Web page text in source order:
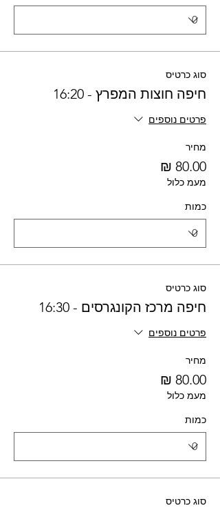
סוג כרטיס
חיפה חוצות המפרץ - 16:20
פרטים נוספים
מחיר
מעמ כלול
כמות
סוג כרטיס
חיפה מרכז הקונגרסים - 16:30
פרטים נוספים
מחיר
מעמ כלול
כמות
סוג כרטיס